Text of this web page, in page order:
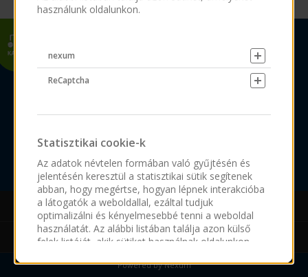
használunk oldalunkon.
nexum
ReCaptcha
Statisztikai cookie-k
Az adatok névtelen formában való gyűjtésén és
jelentésén keresztül a statisztikai sütik segítenek
abban, hogy megértse, hogyan lépnek interakcióba
a látogatók a weboldallal, ezáltal tudjuk
optimalizálni és kényelmesebbé tenni a weboldal
használatát. Az alábbi listában találja azon külső
felek listáját, akik sütiket használnak oldalunkon.
Adatkezelési tájékoztató
Cookie kezelés
Oldaltérkép
NÉBIH Karrier Portál
Powered by Nexum